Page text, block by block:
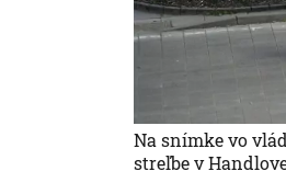
Na snímke vo
streľbe v